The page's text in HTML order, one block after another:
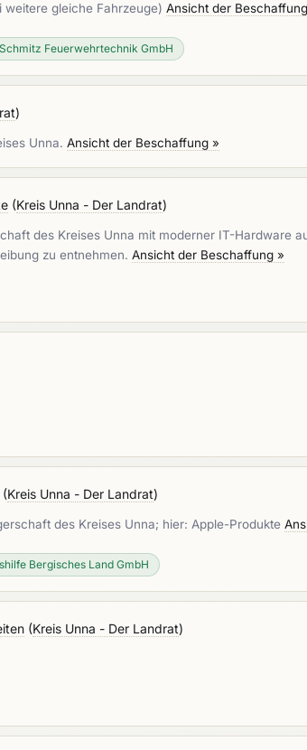
gleiche Fahrzeuge) Ansicht der
Schmitz Feuerwehrtechnik GmbH
)
Unna. Ansicht der Beschaffung »
(Kreis Unna - Der Landrat)
des Kreises Unna mit moderner IT-Hardware
zu entnehmen. Ansicht der Beschaffung »
(Kreis Unna - Der Landrat)
des Kreises Unna; hier: Apple-Produkte
Bergisches Land GmbH
(Kreis Unna - Der Landrat)